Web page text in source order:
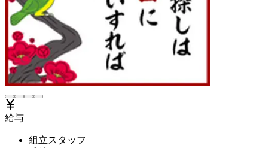
給与
組立スタッフ